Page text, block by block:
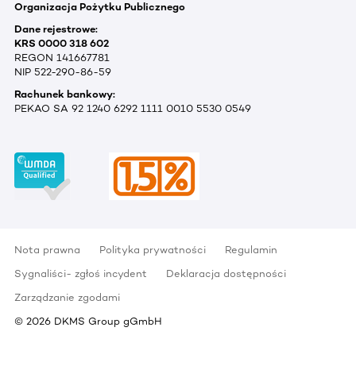
Organizacja Pożytku Publicznego
Dane rejestrowe:
KRS 0000 318 602
REGON 141667781
NIP 522-290-86-59
Rachunek bankowy:
PEKAO SA 92 1240 6292 1111 0010 5530 0549
Nota prawna Polityka prywatności
Regulamin
Sygnaliści- zgłoś incydent
Deklaracja dostępności
Zarządzanie zgodami
© 2026 DKMS Group gGmbH